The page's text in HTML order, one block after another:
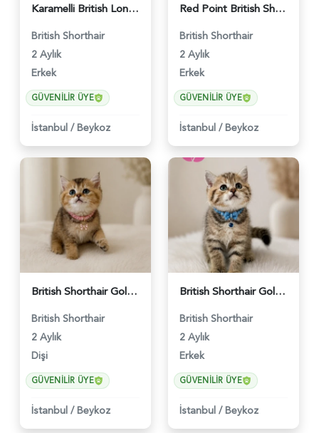
Karamelli British Longhair Erkek 2 Aylık - 4919
British Shorthair
2 Aylık
Erkek
GÜVENILIR ÜYE
İstanbul / Beykoz
Red Point British Shorthair Erkek - 4692
British Shorthair
2 Aylık
Erkek
GÜVENILIR ÜYE
İstanbul / Beykoz
British Shorthair Golden Chinchilla Dişi - 5207
British Shorthair
2 Aylık
Dişi
GÜVENILIR ÜYE
İstanbul / Beykoz
British Shorthair Golden Black Erkek - 5208
British Shorthair
2 Aylık
Erkek
GÜVENILIR ÜYE
İstanbul / Beykoz